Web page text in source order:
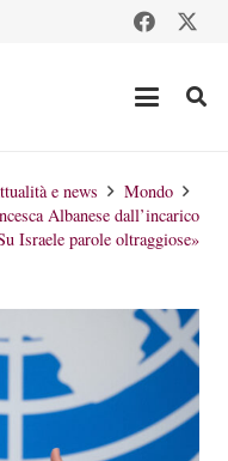
e news
Mondo
Albanese dall’incarico
Israele parole oltraggiose»